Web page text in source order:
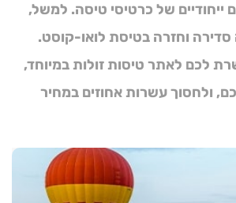
ייחודיים של כרטיסי טיסה. למשל,
וחזרה בטיסת לואו-קוסט.
לכם לאתר טיסות זולות במיוחד,
ולחסוך עשרות אחוזים במחיר